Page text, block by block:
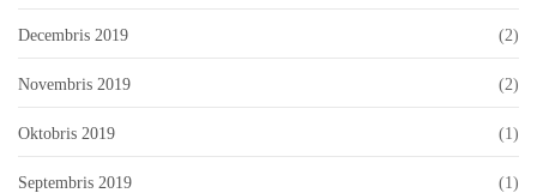
Decembris 2019 (2)
Novembris 2019 (2)
Oktobris 2019 (1)
Septembris 2019 (1)